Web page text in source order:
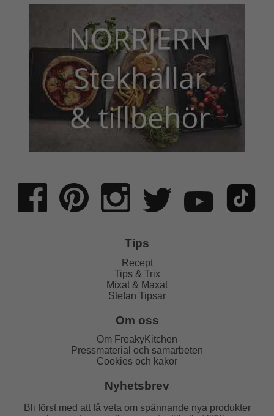
Tips
Recept
Tips & Trix
Mixat & Maxat
Stefan Tipsar
Om oss
Om FreakyKitchen
Pressmaterial och samarbeten
Cookies och kakor
Nyhetsbrev
Bli först med att få veta om spännande nya produkter